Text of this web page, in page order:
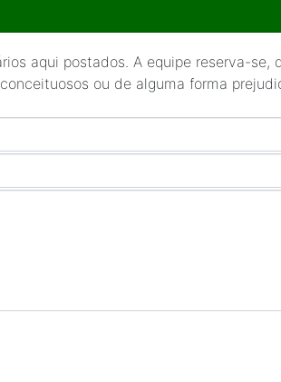
aqui postados. A equipe reserva-
ou de alguma forma